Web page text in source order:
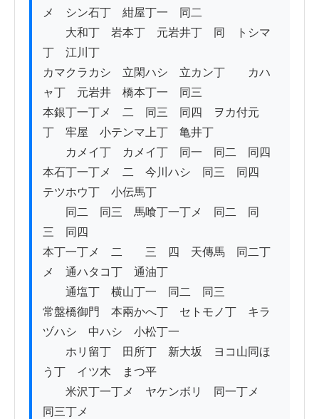
メ　シン石丁　紺屋丁一　同二
大和丁　岩本丁　元岩井丁　同　トシマ
丁　江川丁
カマクラカシ　立閑ハシ　立カン丁　　カハ
ャ丁　元岩井　橋本丁一　同三
本銀丁一丁メ　二　同三　同四　ヲカ付元
丁　牢屋　小テンマ上丁　亀井丁
カメイ丁　カメイ丁　同一　同二　同四
本石丁一丁メ　二　今川ハシ　同三　同四
テツホウ丁　小伝馬丁
同二　同三　馬喰丁一丁メ　同二　同
三　同四
本丁一丁メ　二　　三　四　天傳馬　同二丁
メ　通ハタコ丁　通油丁
通塩丁　横山丁一　同二　同三
常盤橋御門　本兩かへ丁　セトモノ丁　キラ
ヅハシ　中ハシ　小松丁一
ホリ留丁　田所丁　新大坂　ヨコ山同ほ
う丁　イツ木　まつ平
米沢丁一丁メ　ヤケンボリ　同一丁メ
同三丁メ